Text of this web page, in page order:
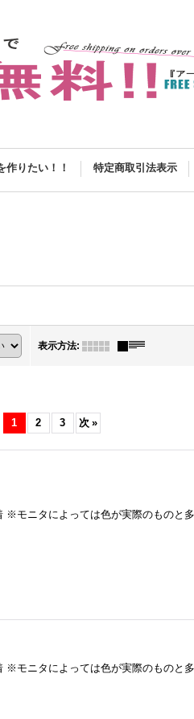
作りたい！！ 特定商取引法表示
表示方法:
1 2 3 次 »
モニタによっては色が実際のものと
モニタによっては色が実際のものと